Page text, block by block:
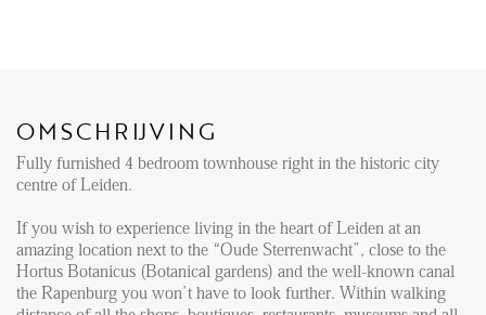
OMSCHRIJVING
Fully furnished 4 bedroom townhouse right in the historic city
centre of Leiden.
If you wish to experience living in the heart of Leiden at an
amazing location next to the “Oude Sterrenwacht”, close to the
Hortus Botanicus (Botanical gardens) and the well-known canal
the Rapenburg you won’t have to look further. Within walking
LOCAL LIFE
OVER ONS
FAQ